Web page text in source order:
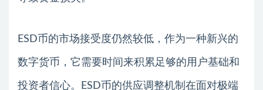
ESD币的市场接受度仍然较低，作为一种新兴的
数字货币，它需要时间来积累足够的用户基础和
投资者信心。ESD币的供应调整机制在面对极端